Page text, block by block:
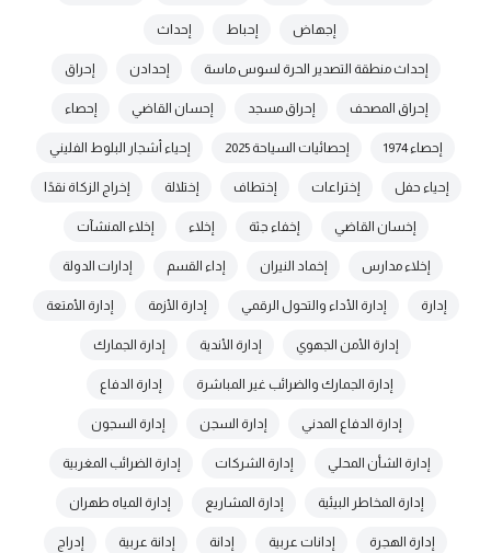
إجهاض إحباط إحداث
إحداث منطقة التصدير الحرة لسوس ماسة إحدادن إحراق
إحراق المصحف إحراق مسجد إحسان القاضي إحصاء
إحصاء 1974 إحصائيات السياحة 2025 إحياء أشجار البلوط الفليني
إحياء حفل إختراعات إختطاف إختلالة إخراج الزكاة نقدًا
إخسان القاضي إخفاء جثة إخلاء إخلاء المنشآت
إخلاء مدارس إخماد النيران إداء القسم إدارات الدولة
إدارة إدارة الأداء والتحول الرقمي إدارة الأزمة إدارة الأمتعة
إدارة الأمن الجهوي إدارة الأندية إدارة الجمارك
إدارة الجمارك والضرائب غير المباشرة إدارة الدفاع
إدارة الدفاع المدني إدارة السجن إدارة السجون
إدارة الشأن المحلي إدارة الشركات إدارة الضرائب المغربية
إدارة المخاطر البيئية إدارة المشاريع إدارة المياه طهران
إدارة الهجرة إدانات عربية إدانة إدانة عربية إدراج